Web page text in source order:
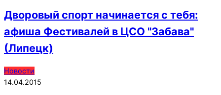
Дворовый спорт начинается с тебя:
афиша Фестивалей в ЦСО "Забава"
(Липецк)
2015-
04-
Новости
14.04.2015